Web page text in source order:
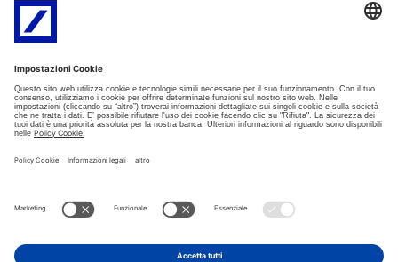
Registro Unico degli Intermediari assicurativi e
riassicurativi n° D000027178
pubblica/ng/#/home
IVASS.
Revisione Sportelli Sportelli e Uffici ATM
Impostazioni Cookie Policy Cookie
Privacy